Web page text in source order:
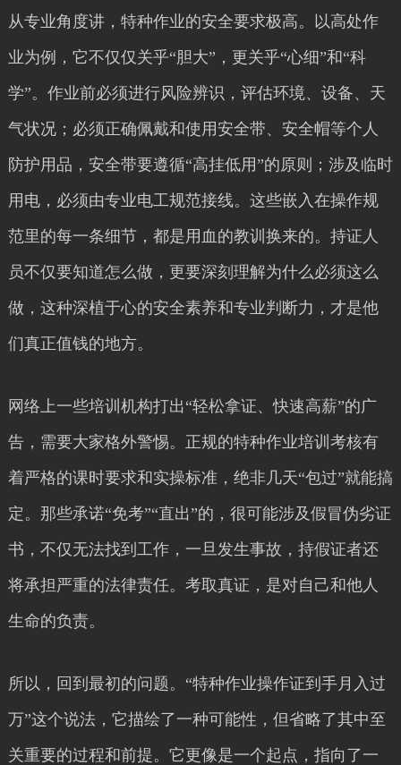
从专业角度讲，特种作业的安全要求极高。以高处作
业为例，它不仅仅关乎“胆大”，更关乎“心细”和“科
学”。作业前必须进行风险辨识，评估环境、设备、天
气状况；必须正确佩戴和使用安全带、安全帽等个人
防护用品，安全带要遵循“高挂低用”的原则；涉及临时
用电，必须由专业电工规范接线。这些嵌入在操作规
范里的每一条细节，都是用血的教训换来的。持证人
员不仅要知道怎么做，更要深刻理解为什么必须这么
做，这种深植于心的安全素养和专业判断力，才是他
们真正值钱的地方。
网络上一些培训机构打出“轻松拿证、快速高薪”的广
告，需要大家格外警惕。正规的特种作业培训考核有
着严格的课时要求和实操标准，绝非几天“包过”就能搞
定。那些承诺“免考”“直出”的，很可能涉及假冒伪劣证
书，不仅无法找到工作，一旦发生事故，持假证者还
将承担严重的法律责任。考取真证，是对自己和他人
生命的负责。
所以，回到最初的问题。“特种作业操作证到手月入过
万”这个说法，它描绘了一种可能性，但省略了其中至
关重要的过程和前提。它更像是一个起点，指向了一